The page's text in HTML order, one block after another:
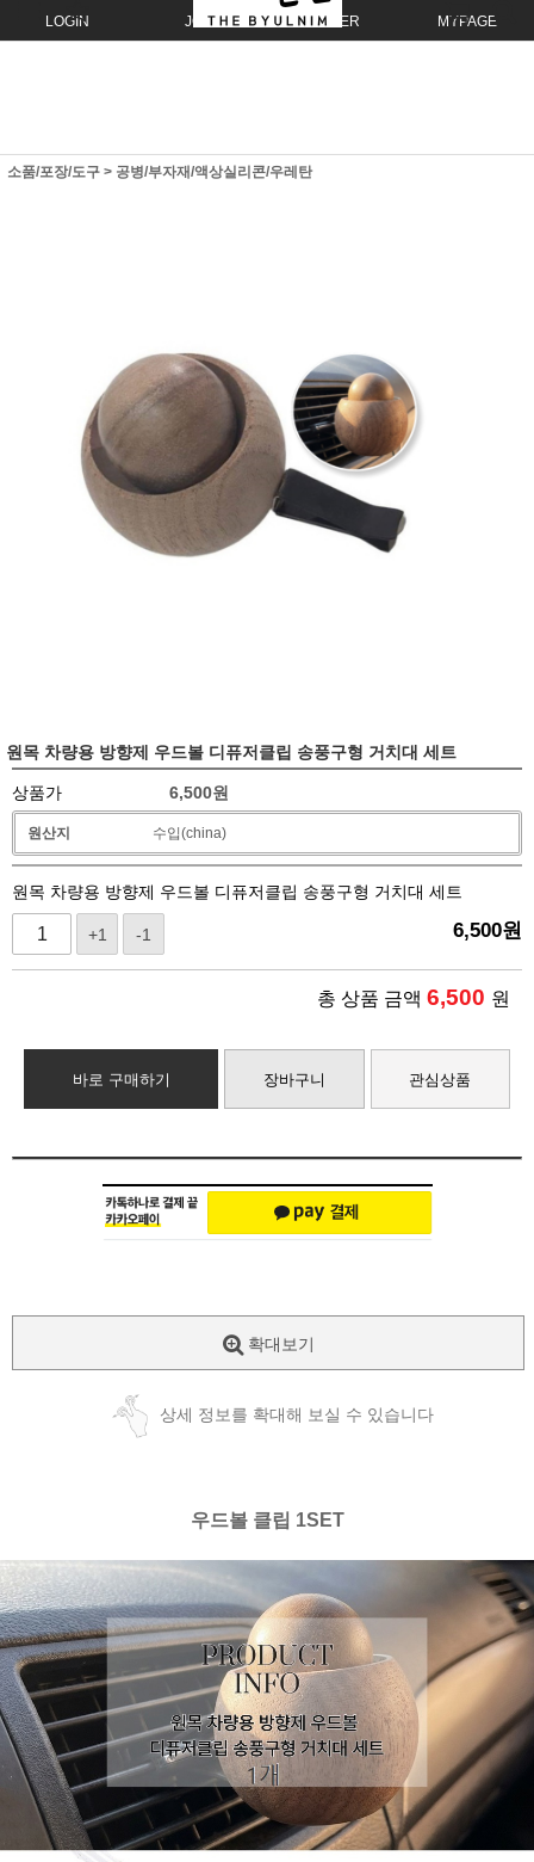
LOGIN JOIN ORDER MYPAGE
소품/포장/도구 > 공병/부자재/액상실리콘/우레탄
원목 차량용 방향제 우드볼 디퓨저클립 송풍구형 거치대 세트
상품가 6,500원
원산지 수입(china)
원목 차량용 방향제 우드볼 디퓨저클립 송풍구형 거치대 세트
+1 -1 6,500원
총 상품 금액 6,500 원
바로 구매하기 장바구니 관심상품
확대보기
상세 정보를 확대해 보실 수 있습니다
우드볼 클립 1SET